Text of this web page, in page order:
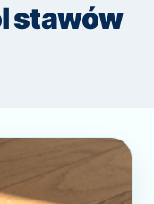
stawów